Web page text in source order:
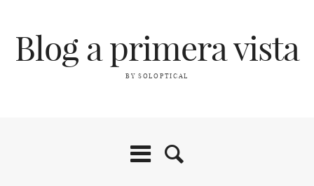
Blog a primera vista
BY SOLOPTICAL